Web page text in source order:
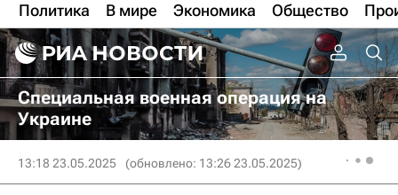
Политика В мире Экономика Общество
Специальная военная операция на
Украине
13:18 23.05.2025 (обновлено: 13:26 23.05.2025)